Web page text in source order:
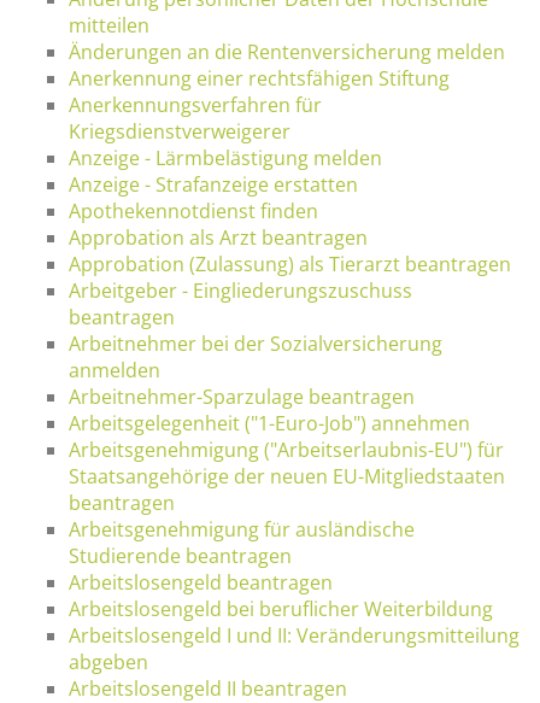
mitteilen
Änderungen an die Rentenversicherung melden
Anerkennung einer rechtsfähigen Stiftung
Anerkennungsverfahren für
Kriegsdienstverweigerer
Anzeige - Lärmbelästigung melden
Anzeige - Strafanzeige erstatten
Apothekennotdienst finden
Approbation als Arzt beantragen
Approbation (Zulassung) als Tierarzt beantragen
Arbeitgeber - Eingliederungszuschuss
beantragen
Arbeitnehmer bei der Sozialversicherung
anmelden
Arbeitnehmer-Sparzulage beantragen
Arbeitsgelegenheit ("1-Euro-Job") annehmen
Arbeitsgenehmigung ("Arbeitserlaubnis-EU") für
Staatsangehörige der neuen EU-Mitgliedstaaten
beantragen
Arbeitsgenehmigung für ausländische
Studierende beantragen
Arbeitslosengeld beantragen
Arbeitslosengeld bei beruflicher Weiterbildung
Arbeitslosengeld I und II: Veränderungsmitteilung
abgeben
Arbeitslosengeld II beantragen